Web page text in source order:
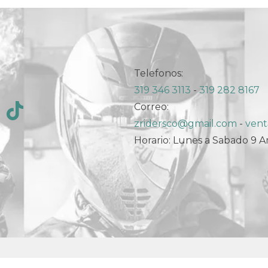
Telefonos:
319 346 3113 -319 282 8167
Correo:
zridersco@gmail.com -
Horario: Lunes a Sabado 9